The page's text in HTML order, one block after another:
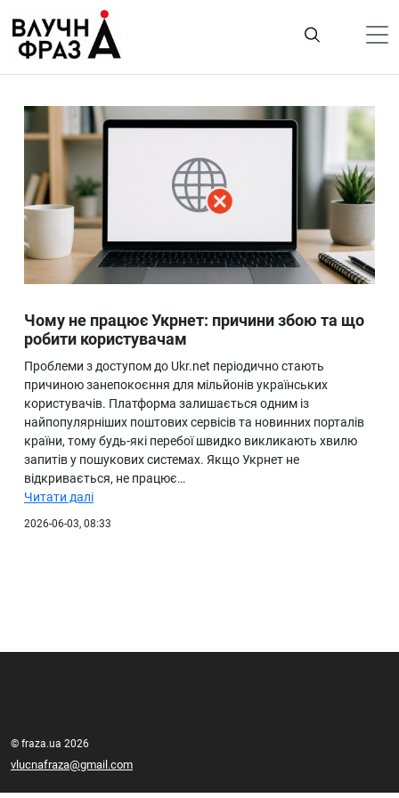
содержимому
Гроші
Життя
Лайфстайл
ТехноНаука
Людина
Ukraine
Про нас
Чому не працює Укрнет: причини збою та що
робити користувачам
Проблеми з доступом до Ukr.net періодично стають
причиною занепокоєння для мільйонів українських
користувачів. Платформа залишається одним із
найпопулярніших поштових сервісів та новинних порталів
країни, тому будь-які перебої швидко викликають хвилю
запитів у пошукових системах. Якщо Укрнет не
відкривається, не працює…
Читати далі
2026-06-03, 08:33
© fraza.ua 2026
vlucnafraza@gmail.com